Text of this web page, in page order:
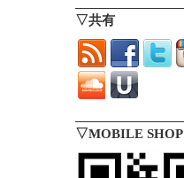
▽共有
▽MOBILE SHOP